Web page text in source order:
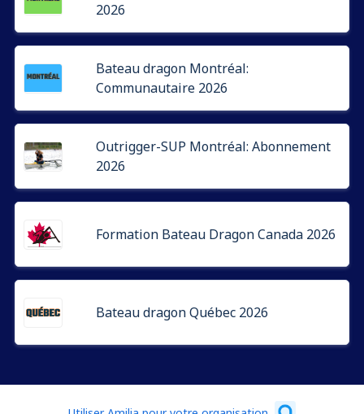
2026
Bateau dragon Montréal:
Communautaire 2026
Outrigger-SUP Montréal: Abonnement
2026
Formation Bateau Dragon Canada 2026
Bateau dragon Québec 2026